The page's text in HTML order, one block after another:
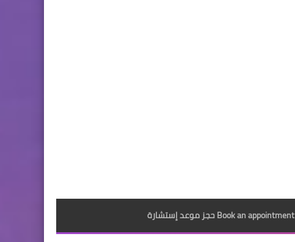
Book an appointment حجز موعد إستشارة